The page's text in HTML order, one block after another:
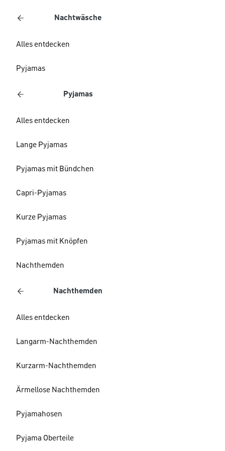
Nachtwäsche
Alles entdecken
Pyjamas
Pyjamas
Alles entdecken
Lange Pyjamas
Pyjamas mit Bündchen
Capri-Pyjamas
Kurze Pyjamas
Pyjamas mit Knöpfen
Nachthemden
Nachthemden
Alles entdecken
Langarm-Nachthemden
Kurzarm-Nachthemden
Ärmellose Nachthemden
Pyjamahosen
Pyjama Oberteile